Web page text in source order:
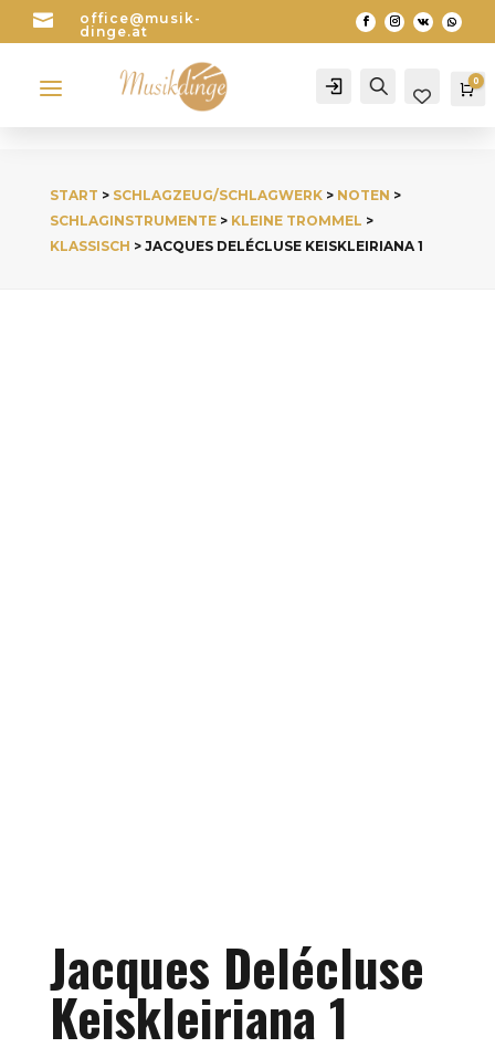

office@musik-
dinge.at
a Account Search 0
START > SCHLAGZEUG/SCHLAGWERK> NOTEN >
SCHLAGINSTRUMENTE> KLEINE TROMMEL >
KLASSISCH > JACQUES DELÉCLUSE KEISKLEIRIANA 1
Jacques Delécluse
Keiskleiriana 1